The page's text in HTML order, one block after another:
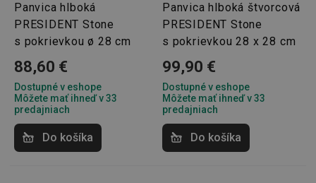
Panvica hlboká
PRESIDENT Stone
s pokrievkou ø 28 cm
88,60 €
Dostupné v eshope
Môžete mať ihneď v 33
predajniach
Do košíka
Panvica hlboká štvorcová
PRESIDENT Stone
s pokrievkou 28 x 28 cm
99,90 €
Dostupné v eshope
Môžete mať ihneď v 33
predajniach
Do košíka
pid
Twitter Inc.
.smartadserver.com
1
lastVisitedProducts